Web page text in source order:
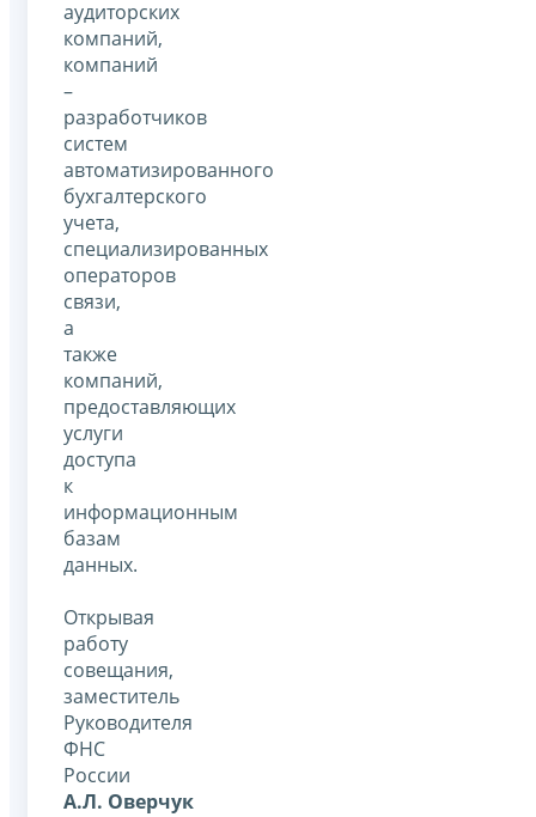
аудиторских
компаний,
компаний
–
разработчиков
систем
автоматизированного
бухгалтерского
учета,
специализированных
операторов
связи,
а
также
компаний,
предоставляющих
услуги
доступа
к
информационным
базам
данных.
Открывая
работу
совещания,
заместитель
Руководителя
ФНС
России
А.Л. Оверчук